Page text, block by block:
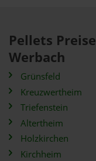
Pellets
Werbach
Grünsfeld
Kreuzwertheim
Triefenstein
Altertheim
Holzkirchen
Kirchheim